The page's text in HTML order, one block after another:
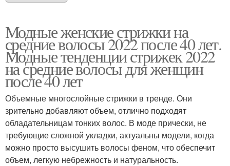
Модные женские стрижки на
средние волосы 2022 после 40 лет.
Модные тенденции стрижек 2022
на средние волосы для женщин
после 40 лет
Объемные многослойные стрижки в тренде. Они
зрительно добавляют объем, отлично подходят
обладательницам тонких волос. В моде прически, не
требующие сложной укладки, актуальны модели, когда
можно просто высушить волосы феном, что обеспечит
объем, легкую небрежность и натуральность.